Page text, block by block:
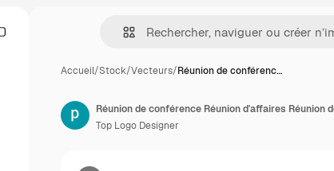
Accueil/Stock/Vecteurs/Réunion de conférenc…
Réunion de conférence Réunion d'affaires Réunion
Top Logo Designer